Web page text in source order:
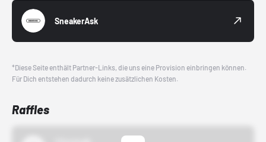
SneakerAsk
*Diese Seite enthält Partner-Links, die uns eine Provision einbringen können.
Für Dich entstehen dadurch keine zusätzlichen Kosten.
Raffles